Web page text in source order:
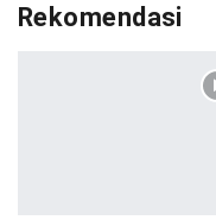
Rekomendasi